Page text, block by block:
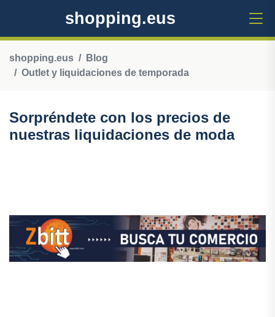
shopping.eus
shopping.eus
Blog
Outlet y liquidaciones de temporada
Sorpréndete con los precios de
nuestras liquidaciones de moda